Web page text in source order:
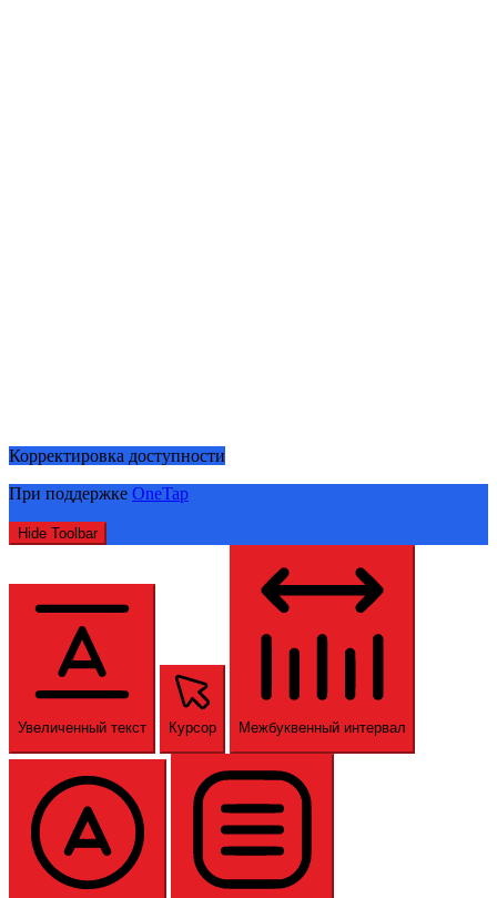
Корректировка доступности
При поддержке OneTap
Hide Toolbar
Увеличенный текст Курсор Межбуквенный интервал